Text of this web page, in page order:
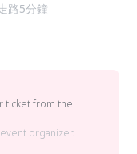
路5分鐘
ticket from the
organizer.